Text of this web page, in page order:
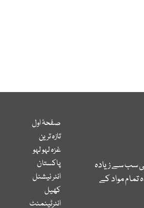
سب سے زیادہ
مواد کے
صفحۂ اول
تازہ ترین
غزہ لہو لہو
پاکستان
انٹر نیشنل
کھیل
انٹرٹینمنٹ